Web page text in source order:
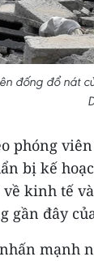
đống đổ nát
phóng
bị kế
về kinh tế
gần đây
mạnh